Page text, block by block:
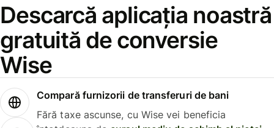
Descarcă aplicația noastră
gratuită de conversie
Wise
Compară furnizorii de transferuri de bani
Fără taxe ascunse, cu Wise vei beneficia